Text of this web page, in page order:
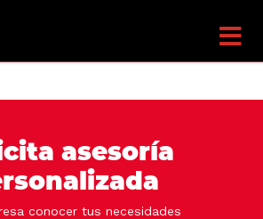
asesoría
conocer tus necesidades